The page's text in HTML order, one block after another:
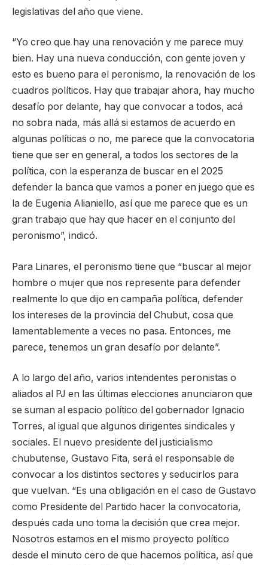
legislativas del año que viene.
“Yo creo que hay una renovación y me parece muy
bien. Hay una nueva conducción, con gente joven y
esto es bueno para el peronismo, la renovación de los
cuadros políticos. Hay que trabajar ahora, hay mucho
desafío por delante, hay que convocar a todos, acá
no sobra nada, más allá si estamos de acuerdo en
algunas políticas o no, me parece que la convocatoria
tiene que ser en general, a todos los sectores de la
política, con la esperanza de buscar en el 2025
defender la banca que vamos a poner en juego que es
la de Eugenia Alianiello, así que me parece que es un
gran trabajo que hay que hacer en el conjunto del
peronismo”, indicó.
Para Linares, el peronismo tiene que “buscar al mejor
hombre o mujer que nos represente para defender
realmente lo que dijo en campaña política, defender
los intereses de la provincia del Chubut, cosa que
lamentablemente a veces no pasa. Entonces, me
parece, tenemos un gran desafío por delante”.
A lo largo del año, varios intendentes peronistas o
aliados al PJ en las últimas elecciones anunciaron que
se suman al espacio político del gobernador Ignacio
Torres, al igual que algunos dirigentes sindicales y
sociales. El nuevo presidente del justicialismo
chubutense, Gustavo Fita, será el responsable de
convocar a los distintos sectores y seducirlos para
que vuelvan. “Es una obligación en el caso de Gustavo
como Presidente del Partido hacer la convocatoria,
después cada uno toma la decisión que crea mejor.
Nosotros estamos en el mismo proyecto político
desde el minuto cero de que hacemos política, así que